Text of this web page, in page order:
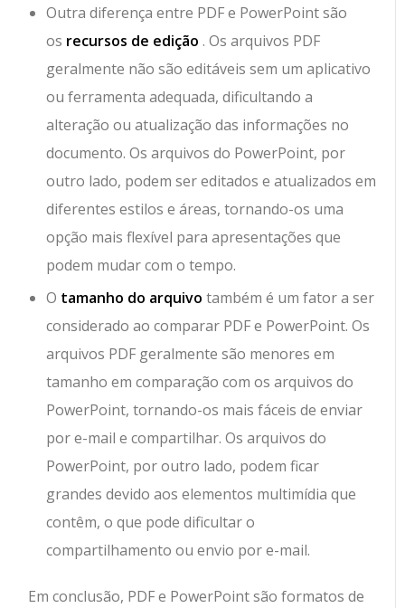
Outra diferença entre PDF e PowerPoint são
os recursos de edição . Os arquivos PDF
geralmente não são editáveis ​​sem um aplicativo
ou ferramenta adequada, dificultando a
alteração ou atualização das informações no
documento. Os arquivos do PowerPoint, por
outro lado, podem ser editados e atualizados em
diferentes estilos e áreas, tornando-os uma
opção mais flexível para apresentações que
podem mudar com o tempo.
O tamanho do arquivo também é um fator a ser
considerado ao comparar PDF e PowerPoint. Os
arquivos PDF geralmente são menores em
tamanho em comparação com os arquivos do
PowerPoint, tornando-os mais fáceis de enviar
por e-mail e compartilhar. Os arquivos do
PowerPoint, por outro lado, podem ficar
grandes devido aos elementos multimídia que
contêm, o que pode dificultar o
compartilhamento ou envio por e-mail.
Em conclusão, PDF e PowerPoint são formatos de